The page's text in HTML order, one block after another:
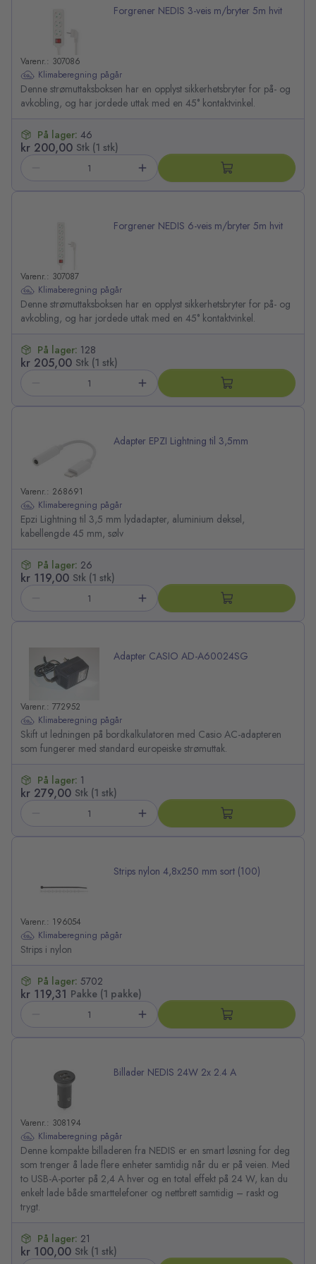
Forgrener NEDIS 3-veis m/bryter 5m hvit
Varenr.: 307086
Klimaberegning pågår
Denne strømuttaksboksen har en opplyst sikkerhetsbryter for på- og
avkobling, og har jordede uttak med en 45° kontaktvinkel.
kr 200,00 Stk (1 stk)
På lager: 46
Forgrener NEDIS 6-veis m/bryter 5m hvit
Varenr.: 307087
Klimaberegning pågår
Denne strømuttaksboksen har en opplyst sikkerhetsbryter for på- og
avkobling, og har jordede uttak med en 45° kontaktvinkel.
kr 205,00 Stk (1 stk)
På lager: 128
Adapter EPZI Lightning til 3,5mm
Varenr.: 268691
Klimaberegning pågår
Epzi Lightning til 3,5 mm lydadapter, aluminium deksel,
kabellengde 45 mm, sølv
kr 119,00 Stk (1 stk)
På lager: 26
Adapter CASIO AD-A60024SG
Varenr.: 772952
Klimaberegning pågår
Skift ut ledningen på bordkalkulatoren med Casio AC-adapteren
som fungerer med standard europeiske strømuttak.
kr 279,00 Stk (1 stk)
På lager: 1
Strips nylon 4,8x250 mm sort (100)
Varenr.: 196054
Klimaberegning pågår
Strips i nylon
kr 119,31 Pakke (1 pakke)
På lager: 5702
Billader NEDIS 24W 2x 2.4 A
Varenr.: 308194
Klimaberegning pågår
Denne kompakte billaderen fra NEDIS er en smart løsning for deg
som trenger å lade flere enheter samtidig når du er på veien. Med
to USB-A-porter på 2,4 A hver og en total effekt på 24 W, kan du
enkelt lade både smarttelefoner og nettbrett samtidig – raskt og
trygt.
kr 100,00 Stk (1 stk)
På lager: 21